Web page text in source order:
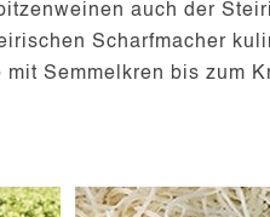
auch der
Scharfmacher
Semmelkren bis zum